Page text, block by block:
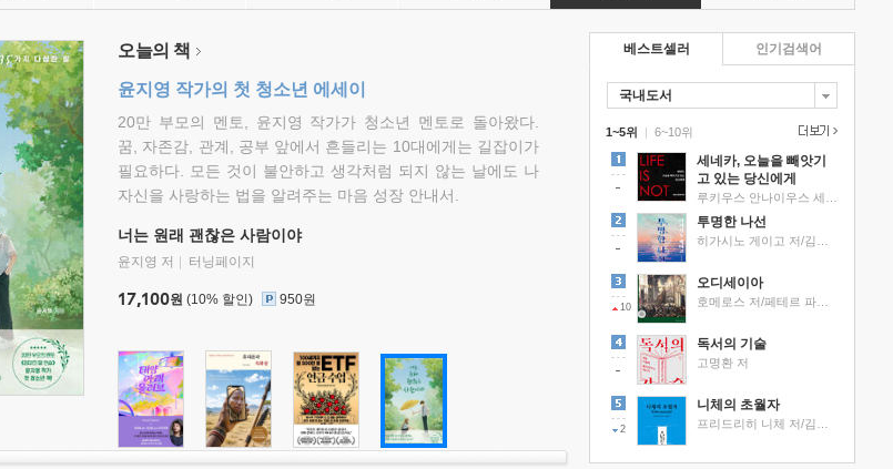
오늘의 책
윤지영 작가의 첫 청소년 에세이
20만 부모의 멘토, 윤지영 작가가 청소년 멘토로 돌아왔다.
꿈, 자존감, 관계, 공부 앞에서 흔들리는 10대에게는 길잡이가
필요하다. 모든 것이 불안하고 생각처럼 되지 않는 날에도 나
자신을 사랑하는 법을 알려주는 마음 성장 안내서.
너는 원래 괜찮은 사람이야
윤지영 저 터닝페이지
17,100원 (10% 할인) 950원
베스트셀러
국내도서
1~5위 |
세네카, 오늘을 빼앗기
고 있는 당신에게
투명한 나선
10
오디세이아
독서의 기술
고명환 저
2
니체의 초월자
6~10위
인기검색어